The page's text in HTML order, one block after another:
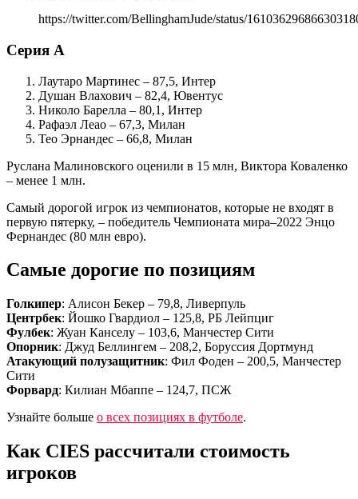
https://twitter.com/BellinghamJude/status/
Серия А
Лаутаро Мартинес – 87,5, Интер
Душан Влахович – 82,4, Ювентус
Николо Барелла – 80,1, Интер
Рафаэл Леао – 67,3, Милан
Тео Эрнандес – 66,8, Милан
Руслана Малиновского оценили в 15 млн, Виктора Коваленко
– менее 1 млн.
Самый дорогой игрок из чемпионатов, которые не входят в
первую пятерку, – победитель Чемпионата мира–2022 Энцо
Фернандес (80 млн евро).
Самые дорогие по позициям
Голкипер: Алисон Бекер – 79,8, Ливерпуль
Центрбек: Йошко Гвардиол – 125,8, РБ Лейпциг
Фулбек: Жуан Канселу – 103,6, Манчестер Сити
Опорник: Джуд Беллингем – 208,2, Боруссия Дортмунд
Атакующий полузащитник: Фил Фоден – 200,5, Манчестер
Сити
Форвард: Килиан Мбаппе – 124,7, ПСЖ
Узнайте больше о всех позициях в футболе.
Как CIES рассчитали стоимость
игроков